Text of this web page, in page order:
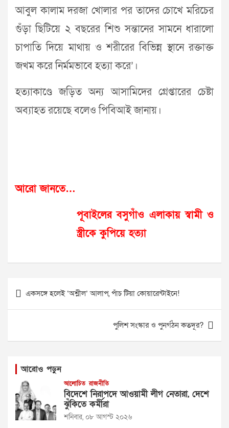
আবুল কালাম দরজা খোলার পর তাদের চোখে মরিচের
গুঁড়া ছিটিয়ে ২ বছরের শিশু সন্তানের সামনে ধারালো
চাপাতি দিয়ে মাথায় ও শরীরের বিভিন্ন স্থানে রক্তাক্ত
জখম করে নির্মমভাবে হত্যা করে’।
হত্যাকাণ্ডে জড়িত অন্য আসামিদের গ্রেপ্তারের চেষ্টা
অব্যাহত রয়েছে বলেও পিবিআই জানায়।
আরো জানতে…
পূবাইলের বসুগাঁও এলাকায় স্বামী ও
স্ত্রীকে কুপিয়ে হত্যা
Post
navigation
একসঙ্গে হলেই ‘অশ্লীল’ আলাপ, পাঁচ টিয়া কোয়ারেন্টাইনে!
পুলিশ সংস্কার ও পুনর্গঠন কতদূর?
আরোও পড়ুন
আলোচিত রাজনীতি
বিদেশে নিরাপদে আওয়ামী লীগ নেতারা, দেশে
ঝুঁকিতে কর্মীরা
শনিবার, ০৮ আগস্ট ২০২৬